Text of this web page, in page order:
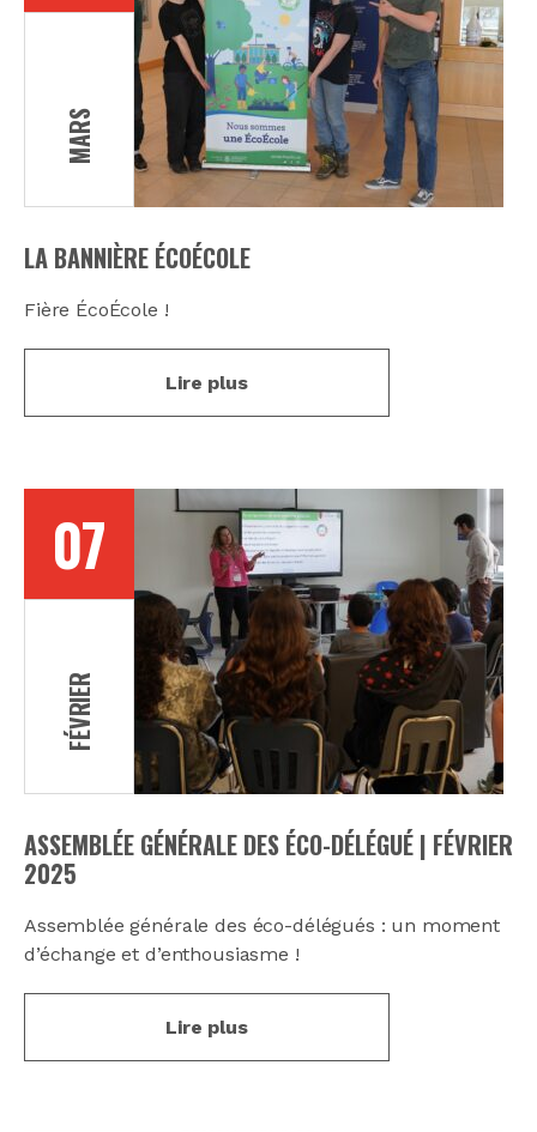
MARS
LA BANNIÈRE ÉCOÉCOLE
Fière ÉcoÉcole !
Lire plus
07
FÉVRIER
ASSEMBLÉE GÉNÉRALE DES ÉCO-DÉLÉGUÉ | FÉVRIER
2025
Assemblée générale des éco-délégués : un moment
d’échange et d’enthousiasme !
Lire plus